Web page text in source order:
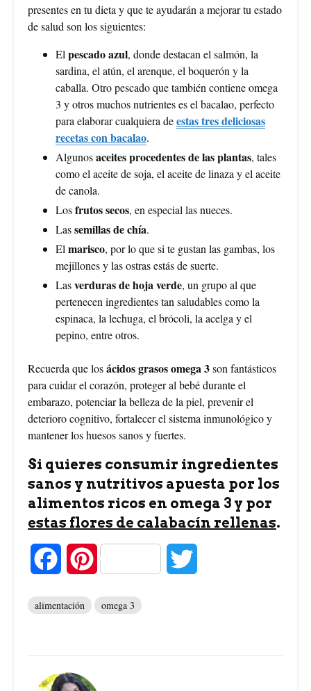
presentes en tu dieta y que te ayudarán a mejorar tu estado
de salud son los siguientes:
Elpescado azul, donde destacan el salmón, la
sardina, el atún, el arenque, el boquerón y la
caballa. Otro pescado que también contiene omega
3 y otros muchos nutrientes es el bacalao, perfecto
para elaborar cualquiera deestas tres deliciosas
recetas con bacalao.
Algunosaceites procedentes de las plantas, tales
como el aceite de soja, el aceite de linaza y el aceite
de canola.
Losfrutos secos, en especial las nueces.
Lassemillas de chía.
Elmarisco, por lo que si te gustan las gambas, los
mejillones y las ostras estás de suerte.
Lasverduras de hoja verde, un grupo al que
pertenecen ingredientes tan saludables como la
espinaca, la lechuga, el brócoli, la acelga y el
pepino, entre otros.
Recuerda que losácidos grasos omega 3son fantásticos
para cuidar el corazón, proteger al bebé durante el
embarazo, potenciar la belleza de la piel, prevenir el
deterioro cognitivo, fortalecer el sistema inmunológico y
mantener los huesos sanos y fuertes.
Si quieres consumir ingredientes
sanos y nutritivos apuesta por los
alimentos ricos en omega 3 y por
estas flores de calabacín rellenas.
b
P
alimentación omega 3